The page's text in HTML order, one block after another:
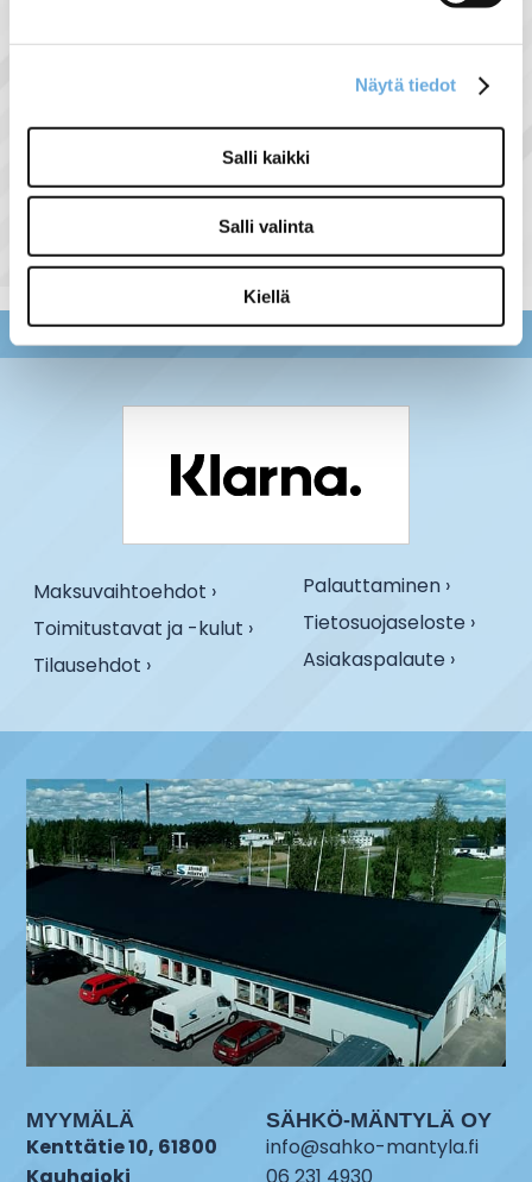
Näytä tiedot
Salli kaikki
Salli valinta
Kiellä
Näytä lisää tuotteita
Halogen R7s tuoteryhmästä
Maksuvaihtoehdot ›
Toimitustavat ja -kulut ›
Tilausehdot ›
Palauttaminen ›
Tietosuojaseloste ›
Asiakaspalaute ›
MYYMÄLÄ
Kenttätie 10, 61800
Kauhajoki
SÄHKÖ-MÄNTYLÄ OY
info@sahko-mantyla.fi
06 231 4930